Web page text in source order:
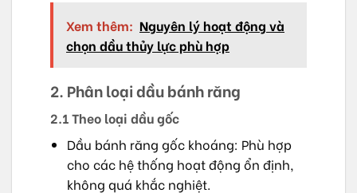
Xem thêm: Nguyên lý hoạt động và
chọn dầu thủy lực phù hợp
2. Phân loại dầu bánh răng
2.1 Theo loại dầu gốc
Dầu bánh răng gốc khoáng: Phù hợp
cho các hệ thống hoạt động ổn định,
không quá khắc nghiệt.